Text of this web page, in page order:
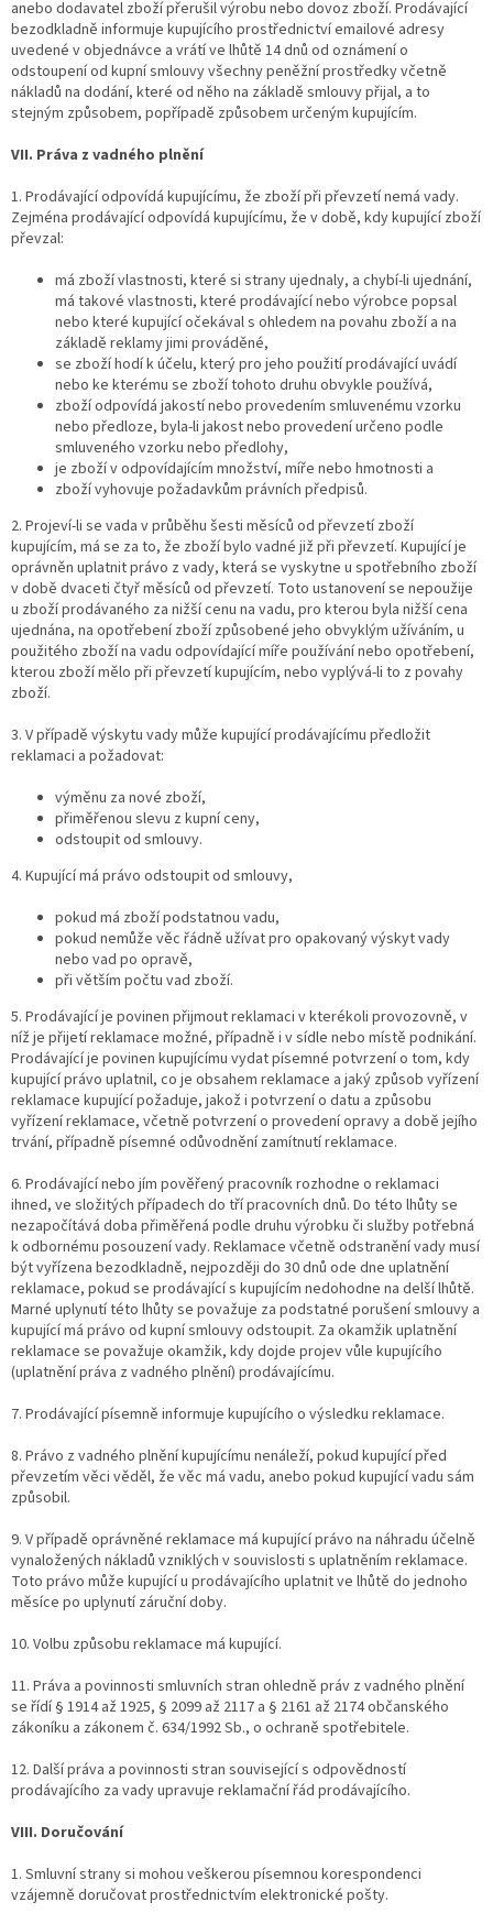
anebo dodavatel zboží přerušil výrobu nebo dovoz zboží. Prodávající
bezodkladně informuje kupujícího prostřednictví emailové adresy
uvedené v objednávce a vrátí ve lhůtě 14 dnů od oznámení o
odstoupení od kupní smlouvy všechny peněžní prostředky včetně
nákladů na dodání, které od něho na základě smlouvy přijal, a to
stejným způsobem, popřípadě způsobem určeným kupujícím.
VII. Práva z vadného plnění
1. Prodávající odpovídá kupujícímu, že zboží při převzetí nemá vady.
Zejména prodávající odpovídá kupujícímu, že v době, kdy kupující zboží
převzal:
má zboží vlastnosti, které si strany ujednaly, a chybí-li ujednání,
má takové vlastnosti, které prodávající nebo výrobce popsal
nebo které kupující očekával s ohledem na povahu zboží a na
základě reklamy jimi prováděné,
se zboží hodí k účelu, který pro jeho použití prodávající uvádí
nebo ke kterému se zboží tohoto druhu obvykle používá,
zboží odpovídá jakostí nebo provedením smluvenému vzorku
nebo předloze, byla-li jakost nebo provedení určeno podle
smluveného vzorku nebo předlohy,
je zboží v odpovídajícím množství, míře nebo hmotnosti a
zboží vyhovuje požadavkům právních předpisů.
2. Projeví-li se vada v průběhu šesti měsíců od převzetí zboží
kupujícím, má se za to, že zboží bylo vadné již při převzetí. Kupující je
oprávněn uplatnit právo z vady, která se vyskytne u spotřebního zboží
v době dvaceti čtyř měsíců od převzetí. Toto ustanovení se nepoužije
u zboží prodávaného za nižší cenu na vadu, pro kterou byla nižší cena
ujednána, na opotřebení zboží způsobené jeho obvyklým užíváním, u
použitého zboží na vadu odpovídající míře používání nebo opotřebení,
kterou zboží mělo při převzetí kupujícím, nebo vyplývá-li to z povahy
zboží.
3. V případě výskytu vady může kupující prodávajícímu předložit
reklamaci a požadovat:
výměnu za nové zboží,
přiměřenou slevu z kupní ceny,
odstoupit od smlouvy.
4. Kupující má právo odstoupit od smlouvy,
pokud má zboží podstatnou vadu,
pokud nemůže věc řádně užívat pro opakovaný výskyt vady
nebo vad po opravě,
při větším počtu vad zboží.
5. Prodávající je povinen přijmout reklamaci v kterékoli provozovně, v
níž je přijetí reklamace možné, případně i v sídle nebo místě podnikání.
Prodávající je povinen kupujícímu vydat písemné potvrzení o tom, kdy
kupující právo uplatnil, co je obsahem reklamace a jaký způsob vyřízení
reklamace kupující požaduje, jakož i potvrzení o datu a způsobu
vyřízení reklamace, včetně potvrzení o provedení opravy a době jejího
trvání, případně písemné odůvodnění zamítnutí reklamace.
6. Prodávající nebo jím pověřený pracovník rozhodne o reklamaci
ihned, ve složitých případech do tří pracovních dnů. Do této lhůty se
nezapočítává doba přiměřená podle druhu výrobku či služby potřebná
k odbornému posouzení vady. Reklamace včetně odstranění vady musí
být vyřízena bezodkladně, nejpozději do 30 dnů ode dne uplatnění
reklamace, pokud se prodávající s kupujícím nedohodne na delší lhůtě.
Marné uplynutí této lhůty se považuje za podstatné porušení smlouvy a
kupující má právo od kupní smlouvy odstoupit. Za okamžik uplatnění
reklamace se považuje okamžik, kdy dojde projev vůle kupujícího
(uplatnění práva z vadného plnění) prodávajícímu.
7. Prodávající písemně informuje kupujícího o výsledku reklamace.
8. Právo z vadného plnění kupujícímu nenáleží, pokud kupující před
převzetím věci věděl, že věc má vadu, anebo pokud kupující vadu sám
způsobil.
9. V případě oprávněné reklamace má kupující právo na náhradu účelně
vynaložených nákladů vzniklých v souvislosti s uplatněním reklamace.
Toto právo může kupující u prodávajícího uplatnit ve lhůtě do jednoho
měsíce po uplynutí záruční doby.
10. Volbu způsobu reklamace má kupující.
11. Práva a povinnosti smluvních stran ohledně práv z vadného plnění
se řídí § 1914 až 1925, § 2099 až 2117 a § 2161 až 2174 občanského
zákoníku a zákonem č. 634/1992 Sb., o ochraně spotřebitele.
12. Další práva a povinnosti stran související s odpovědností
prodávajícího za vady upravuje reklamační řád prodávajícího.
VIII. Doručování
1. Smluvní strany si mohou veškerou písemnou korespondenci
vzájemně doručovat prostřednictvím elektronické pošty.